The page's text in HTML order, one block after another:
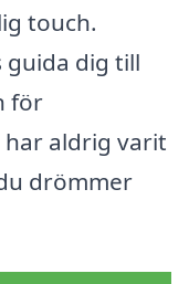
touch.
guida dig till
för
aldrig varit
drömmer